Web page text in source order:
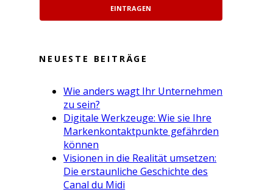
EINTRAGEN
NEUESTE BEITRÄGE
Wie anders wagt Ihr Unternehmen
zu sein?
Digitale Werkzeuge: Wie sie Ihre
Markenkontaktpunkte gefährden
können
Visionen in die Realität umsetzen:
Die erstaunliche Geschichte des
Canal du Midi